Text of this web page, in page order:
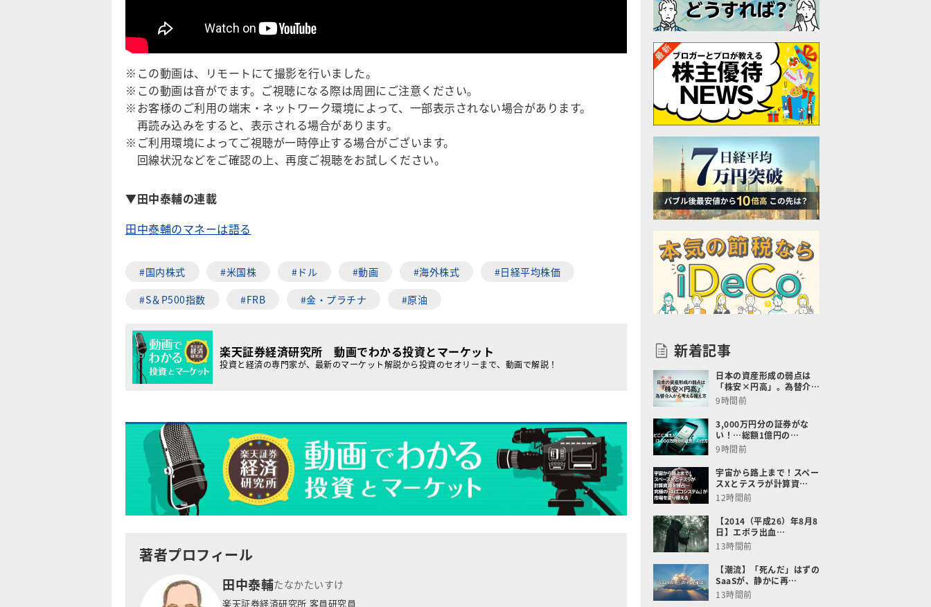
※この動画は、リモートにて撮影を行いました。
※この動画は音がでます。ご視聴になる際は周囲にご注意ください。
※お客様のご利用の端末・ネットワーク環境によって、一部表示されない場合があります。
再読み込みをすると、表示される場合があります。
※ご利用環境によってご視聴が一時停止する場合がございます。
回線状況などをご確認の上、再度ご視聴をお試しください。
▼田中泰輔の連載
田中泰輔のマネーは語る
#国内株式 #米国株 #ドル #動画 #海外株式
#日経平均株価
#S＆P500指数
#FRB #金・プラチナ #原油
楽天証券経済研究所 動画でわかる投資とマーケット
投資と経済の専門家が、最新のマーケット解説から投資のセオリーまで、動画で解説！
著者プロフィール
田中泰輔たなかたいすけ
楽天証券経済研究所 客員研究員
新着記事
日本の資産形成の弱点は
「株安×円高」。為替介…
9時間前
3,000万円分の証券がな
い！…総額1億円の…
9時間前
宇宙から路上まで！スペー
スXとテスラが計算資…
12時間前
【2014（平成26）年8月8
日】エボラ出血…
13時間前
【潮流】「死んだ」はずの
SaaSが、静かに再…
13時間前